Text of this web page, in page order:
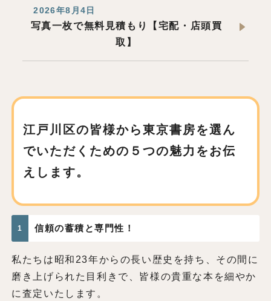
2026年8月4日
写真一枚で無料見積もり【宅配・店頭買
取】
江戸川区の皆様から東京書房を選ん
でいただくための ５つの魅力をお伝
えします。
1 信頼の蓄積と専門性！
私たちは昭和23年からの長い歴史を持ち、その間に
磨き上げられた目利きで、皆様の貴重な本を細やか
に査定いたします。